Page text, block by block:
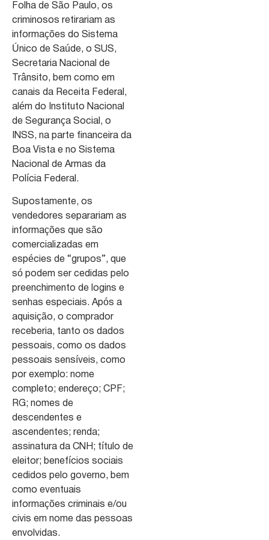
Folha de São Paulo, os
criminosos retirariam as
informações do Sistema
Único de Saúde, o SUS,
Secretaria Nacional de
Trânsito, bem como em
canais da Receita Federal,
além do Instituto Nacional
de Segurança Social, o
INSS, na parte financeira da
Boa Vista e no Sistema
Nacional de Armas da
Polícia Federal.
Supostamente, os
vendedores separariam as
informações que são
comercializadas em
espécies de “grupos”, que
só podem ser cedidas pelo
preenchimento de logins e
senhas especiais. Após a
aquisição, o comprador
receberia, tanto os dados
pessoais, como os dados
pessoais sensíveis, como
por exemplo: nome
completo; endereço; CPF;
RG; nomes de
descendentes e
ascendentes; renda;
assinatura da CNH; título de
eleitor; benefícios sociais
cedidos pelo governo, bem
como eventuais
informações criminais e/ou
civis em nome das pessoas
envolvidas.